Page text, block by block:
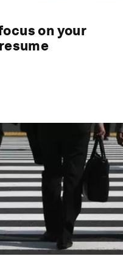
on your